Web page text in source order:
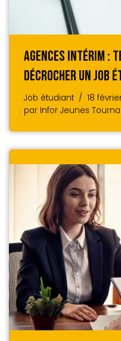
Agences Intérim :
Décrocher Un Job
Job étudiant
18
par Infor Jeunes Tournai